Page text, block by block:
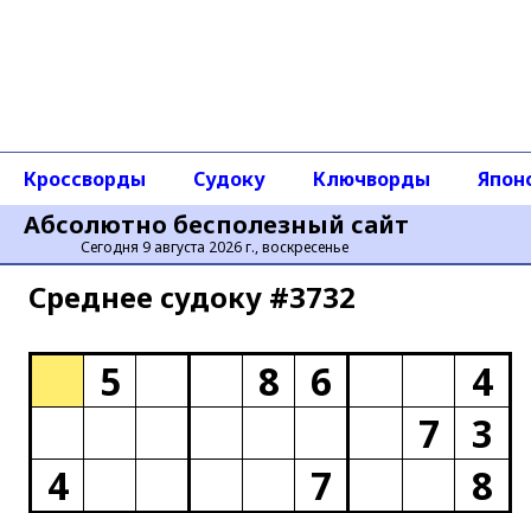
Абсолютно бесполезный сайт
Сегодня 9 августа 2026 г., воскресенье
Кроссворды Судоку Ключворды
Среднее cудоку #3732
5 8 6
4
7
3
4
7
8